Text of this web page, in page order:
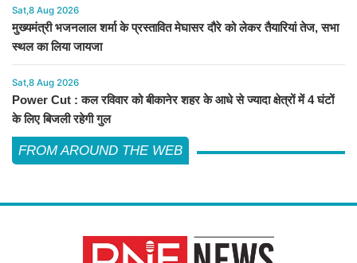
Sat,8 Aug 2026
मुख्यमंत्री भजनलाल शर्मा के प्रस्तावित मेघासर दौरे को लेकर तैयारियां तेज, सभा
स्थल का लिया जायजा
Sat,8 Aug 2026
Power Cut : कल रविवार को बीकानेर शहर के आधे से ज्यादा क्षेत्रों में 4 घंटों
के लिए बिजली रहेगी गुल
FROM AROUND THE WEB